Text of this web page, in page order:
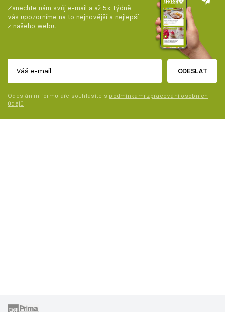
Zanechte nám svůj e-mail a až 5x týdně
vás upozorníme na to nejnovější a nejlepší
z našeho webu.
ODESLAT
Odesláním formuláře souhlasíte s podmínkami zpracování osobních
údajů